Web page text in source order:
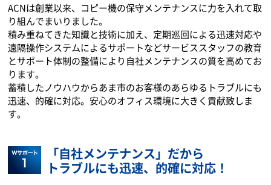
ACNは創業以来、コピー機の保守メンテナンスに力を入れて取
り組んでまいりました。
積み重ねてきた知識と技術に加え、定期巡回による迅速対応や
遠隔操作システムによるサポートなどサービススタッフの教育
とサポート体制の整備により自社メンテナンスの質を高めてお
ります。
蓄積したノウハウからあま市のお客様のあらゆるトラブルにも
迅速、的確に対応。安心のオフィス環境に大きく貢献致しま
す。
「自社メンテナンス」だから
トラブルにも迅速、的確に対応！